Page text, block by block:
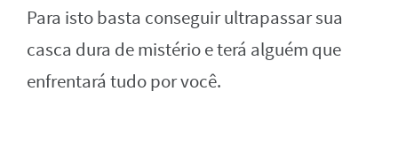
Para isto basta conseguir ultrapassar sua
casca dura de mistério e terá alguém que
enfrentará tudo por você.